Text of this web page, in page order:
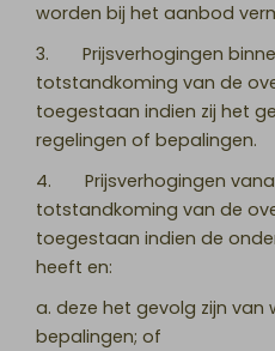
worden bij het aanbod
3. Prijsverhogingen
totstandkoming van de
toegestaan indien zij het
regelingen of bepalingen.
4. Prijsverhogingen
totstandkoming van de
toegestaan indien de
heeft en:
a. deze het gevolg zijn van
bepalingen; of